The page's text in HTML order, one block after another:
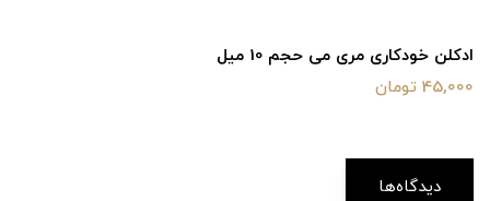
ادکلن خودکاری مری می حجم 10 میل
45,000 تومان
دیدگاه‌ها